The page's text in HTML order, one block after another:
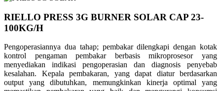
RIELLO PRESS 3G BURNER SOLAR CAP 23-
100KG/H
Pengoperasiannya dua tahap; pembakar dilengkapi dengan kotak
kontrol pengaman pembakar berbasis mikroprosesor yang
menyediakan indikasi pengoperasian dan diagnosis penyebab
kesalahan. Kepala pembakaran, yang dapat diatur berdasarkan
output yang dibutuhkan, memungkinkan kinerja optimal yang